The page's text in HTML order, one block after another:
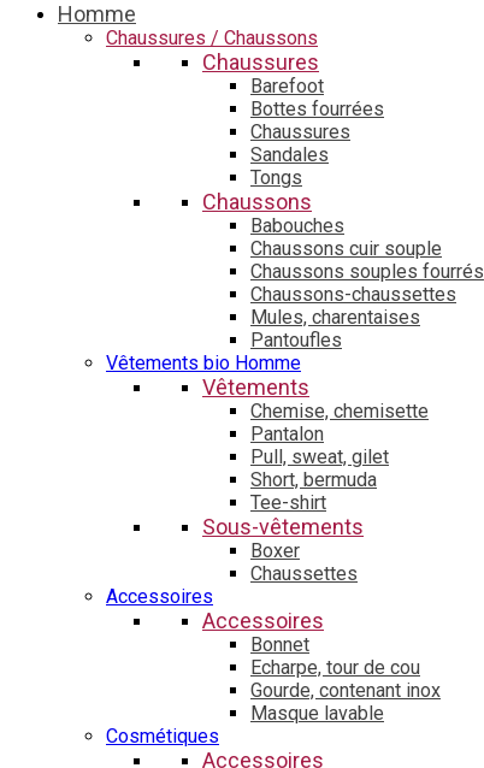
Homme
Chaussures / Chaussons
Chaussures
Barefoot
Bottes fourrées
Chaussures
Sandales
Tongs
Chaussons
Babouches
Chaussons cuir souple
Chaussons souples fourrés
Chaussons-chaussettes
Mules, charentaises
Pantoufles
Vêtements bio Homme
Vêtements
Chemise, chemisette
Pantalon
Pull, sweat, gilet
Short, bermuda
Tee-shirt
Sous-vêtements
Boxer
Chaussettes
Accessoires
Accessoires
Bonnet
Echarpe, tour de cou
Gourde, contenant inox
Masque lavable
Cosmétiques
Accessoires